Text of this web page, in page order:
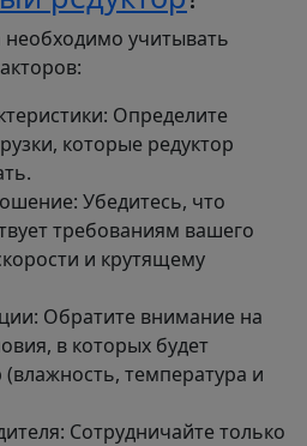
учитывать
Определите
которые редуктор
Убедитесь, что
требованиям вашего
и крутящему
Обратите внимание на
в которых будет
(влажность, температура и
Сотрудничайте только